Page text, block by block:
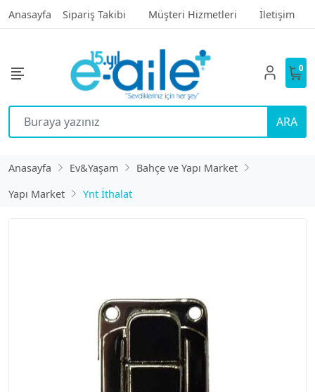
Anasayfa Sipariş Takibi Müşteri Hizmetleri İletişim
ARA
0
Anasayfa Ev&Yaşam
Bahçe ve Yapı Market
Yapı Market
Ynt İthalat